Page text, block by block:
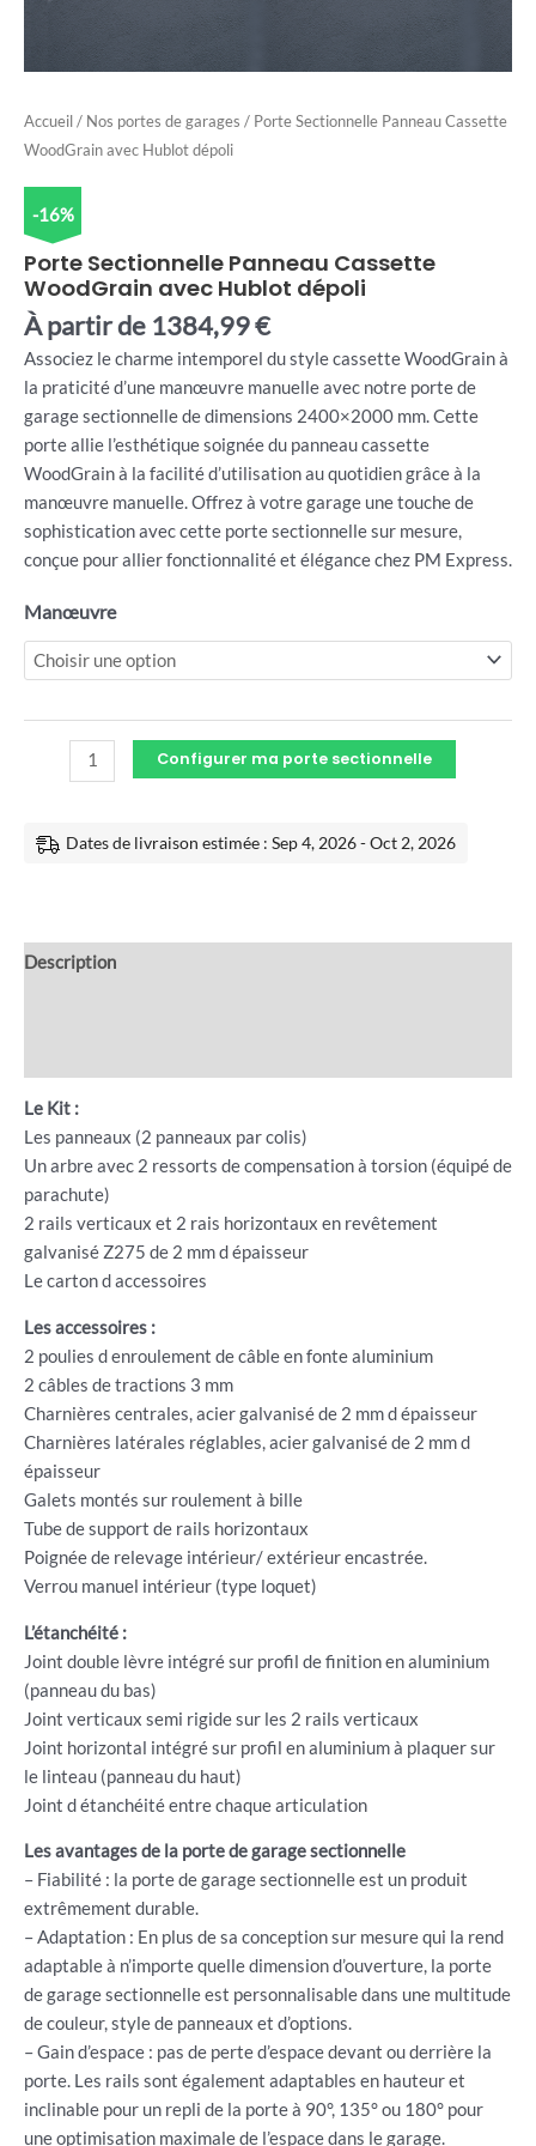
Accueil/ Nos portes de garages / Porte Sectionnelle Panneau Cassette
WoodGrain avec Hublot dépoli
-16%
Porte Sectionnelle Panneau Cassette
WoodGrain avec Hublot dépoli
À partir de 1384,99€
Associez le charme intemporel du style cassette WoodGrain à
la praticité d’une manœuvre manuelle avec notre porte de
garage sectionnelle de dimensions 2400×2000 mm. Cette
porte allie l’esthétique soignée du panneau cassette
WoodGrain à la facilité d’utilisation au quotidien grâce à la
manœuvre manuelle. Offrez à votre garage une touche de
sophistication avec cette porte sectionnelle sur mesure,
conçue pour allier fonctionnalité et élégance chez PM Express.
Manœuvre
Configurer ma porte sectionnelle
Dates de livraison estimée : Sep 4, 2026 - Oct 2, 2026
Description
Le Kit :
Les panneaux (2 panneaux par colis)
Un arbre avec 2 ressorts de compensation à torsion (équipé de
parachute)
2 rails verticaux et 2 rais horizontaux en revêtement
galvanisé Z275 de 2 mm d épaisseur
Le carton d accessoires
Les accessoires :
2 poulies d enroulement de câble en fonte aluminium
2 câbles de tractions 3 mm
Charnières centrales, acier galvanisé de 2 mm d épaisseur
Charnières latérales réglables, acier galvanisé de 2 mm d
épaisseur
Galets montés sur roulement à bille
Tube de support de rails horizontaux
Poignée de relevage intérieur/ extérieur encastrée.
Verrou manuel intérieur (type loquet)
L’étanchéité :
Joint double lèvre intégré sur profil de finition en aluminium
(panneau du bas)
Joint verticaux semi rigide sur les 2 rails verticaux
Joint horizontal intégré sur profil en aluminium à plaquer sur
le linteau (panneau du haut)
Joint d étanchéité entre chaque articulation
Les avantages de la porte de garage sectionnelle
– Fiabilité : la porte de garage sectionnelle est un produit
extrêmement durable.
– Adaptation : En plus de sa conception sur mesure qui la rend
adaptable à n’importe quelle dimension d’ouverture, la porte
de garage sectionnelle est personnalisable dans une multitude
de couleur, style de panneaux et d’options.
– Gain d’espace : pas de perte d’espace devant ou derrière la
porte. Les rails sont également adaptables en hauteur et
inclinable pour un repli de la porte à 90°, 135° ou 180° pour
une optimisation maximale de l’espace dans le garage.